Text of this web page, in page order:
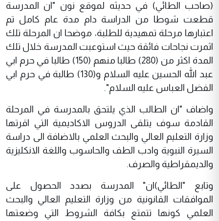
(صاحب الطائي) في حديثه لموقع نون "ان المدرسة
قطعت شوطا من الدراسة دام مدة عام كامل تم
اعتبارها مرحلة تمهيدية للطلبة، موضحا ان المرحلة تلك
اثمرت نجاحات فائقة حيث استوعبت المدرسة خلال تلك
المدة اكثر من (280) طالبا منهم (150) طالبا في حرم ابي
عبد الله الحسين عليه السلام و(130) طالبة في حرم ابي
الفضل العباس عليه السلام".
واضاف "ان الطالب الذي يلتحق بالمدرسة في المرحلة
القادمة سوف يتلقى الدروس الاكاديمية التي اقرتها
وزارة التعليم العالي والبحث العلمي بالاضافة الى دراسة
السيرة النبوية وادب الطف والحاسوب واللغة الانكليزية
والديمقراطية والصرف.
وتابع "الطائي)ان" المدرسة بصدد الحصول على
الموافقات القانونية من وزارة التعليم العالي والبحث
العلمي كونها تتمتع بكافة الشروط التي وضعتها